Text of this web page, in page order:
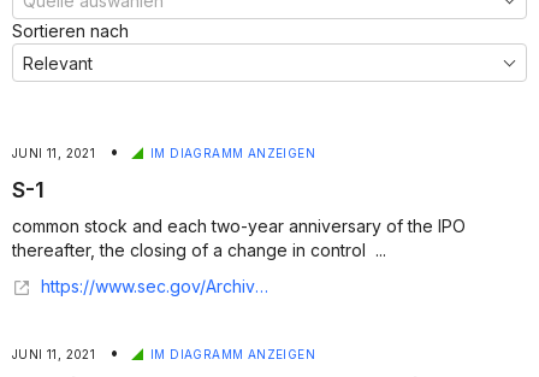
Sortieren nach
JUNI 11, 2021 • IM DIAGRAMM ANZEIGEN
S-1
common stock and each two-year anniversary of the IPO
thereafter, the closing of a change in control ...
https://www.sec.gov/Archives/edgar/data/1806952/000119312521172500/d168165ds1.htm
JUNI 11, 2021 • IM DIAGRAMM ANZEIGEN